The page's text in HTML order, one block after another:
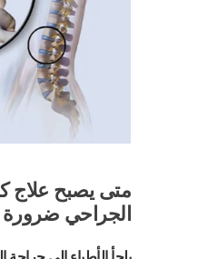
متى يصبح علاج
الجراحي ضرورة